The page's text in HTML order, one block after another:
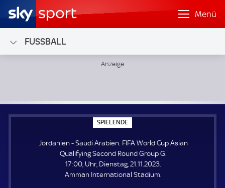
Menü
FUSSBALL
SPIELENDE
P
E
E
N
D
E
Jordanien - Saudi Arabien. FIFA World Cup Asian
Qualifying Second Round Group G.
17:00, Uhr, Dienstag, 21.11.2023.
Amman International Stadium.